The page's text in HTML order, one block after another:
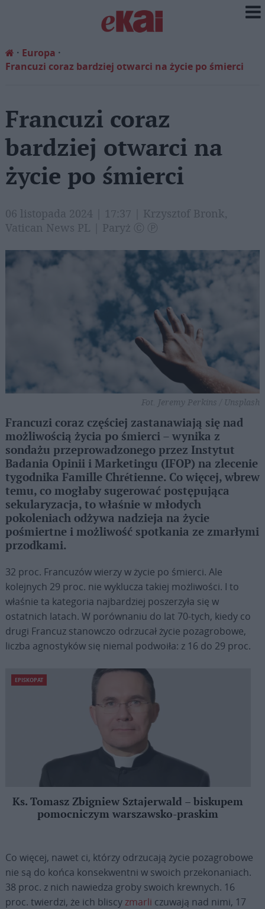
Europa
Francuzi coraz bardziej otwarci na życie po śmierci
Francuzi coraz
bardziej otwarci na
życie po śmierci
06 listopada 2024 | 17:37 | Krzysztof Bronk,
Vatican News PL | Paryż Ⓒ Ⓟ
Fot. Jeremy Perkins / Unsplash
Francuzi coraz częściej zastanawiają się nad
możliwością życia po śmierci – wynika z
sondażu przeprowadzonego przez Instytut
Badania Opinii i Marketingu (IFOP) na zlecenie
tygodnika Famille Chrétienne. Co więcej, wbrew
temu, co mogłaby sugerować postępująca
sekularyzacja, to właśnie w młodych
pokoleniach odżywa nadzieja na życie
pośmiertne i możliwość spotkania ze zmarłymi
przodkami.
32 proc. Francuzów wierzy w życie po śmierci. Ale
kolejnych 29 proc. nie wyklucza takiej możliwości. I to
właśnie ta kategoria najbardziej poszerzyła się w
ostatnich latach. W porównaniu do lat 70-tych, kiedy co
drugi Francuz stanowczo odrzucał życie pozagrobowe,
liczba agnostyków się niemal podwoiła: z 16 do 29 proc.
EPISKOPAT
Ks. Tomasz Zbigniew Sztajerwald – biskupem
pomocniczym warszawsko-praskim
Co więcej, nawet ci, którzy odrzucają życie pozagrobowe
nie są do końca konsekwentni w swoich przekonaniach.
38 proc. z nich nawiedza groby swoich krewnych. 16
proc. twierdzi, że ich bliscy zmarli czuwają nad nimi, 17